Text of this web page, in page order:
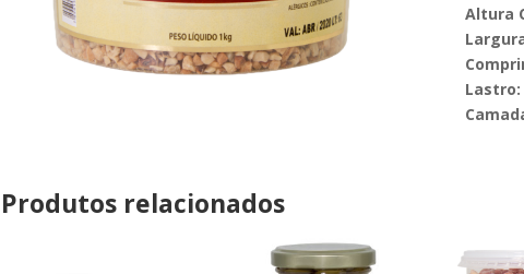
Altura
Lastro:
Produtos relacionados